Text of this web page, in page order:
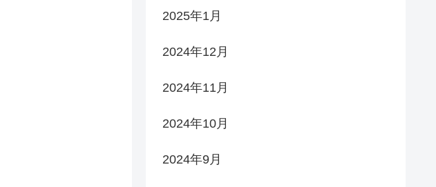
2025年1月
2024年12月
2024年11月
2024年10月
2024年9月